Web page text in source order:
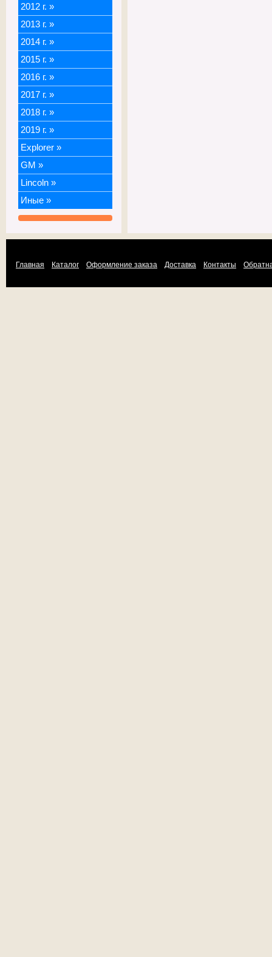
2012 г. »
2013 г. »
2014 г. »
2015 г. »
2016 г. »
2017 г. »
2018 г. »
2019 г. »
Explorer »
GM »
Lincoln »
Иные »
Главная Каталог Оформление заказа Доставка Контакты